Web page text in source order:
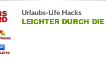
Urlaubs-Life Hacks
LEICHTER DURCH